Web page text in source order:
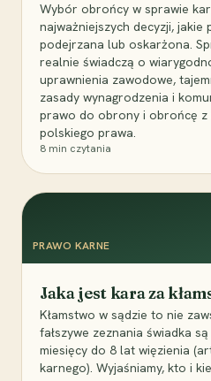
Wybór obrońcy w sprawie
najważniejszych decyzji, jakie
podejrzana lub oskarżona.
realnie świadczą o
uprawnienia zawodowe,
zasady wynagrodzenia i
prawo do obrony i obrońcę z
polskiego prawa.
8 min czytania
PRAWO KARNE
Jaka jest kara za
Kłamstwo w sądzie to nie
fałszywe zeznania świadka
miesięcy do 8 lat więzienia
karnego). Wyjaśniamy, kto i